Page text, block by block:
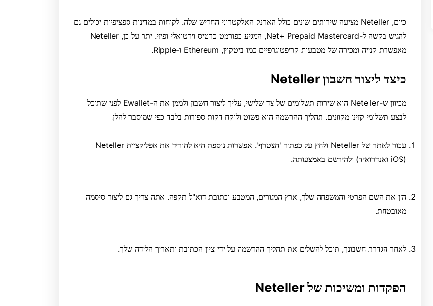
כיום, Neteller מציעה שירותים שונים כולל הארנק האלקטרוני החדיש שלה. לקוחות במדינות ספציפיות יכולים גם
להגיש בקשה ל-Net+ Prepaid Mastercard, המגיע בפורמט כרטיס וירטואלי ופיזי. יתר על כן, Neteller
מאפשרת קנייה ומכירה של מטבעות קריפטוגרפיים כמו ביטקוין, Ethereum ו-Ripple.
כיצד ליצור חשבון Neteller
מכיוון ש-Neteller הוא שירות תשלומים של צד שלישי, עליך ליצור חשבון ולממן את ה-Ewallet לפני שתוכל
לבצע תשלומי קזינו מקוונים. תהליך ההרשמה הוא פשוט ולוקח דקות ספורות בלבד כפי שמוסבר להלן.
עבור לאתר של Neteller ולחץ על כפתור 'הצטרף'. אפשרות נוספת היא להוריד את אפליקציית Neteller
(iOS ואנדרואיד) ולהירשם באמצעותה.
הזן את השם הפרטי והמשפחה שלך, ארץ המגורים, המטבע וכתובת דוא"ל תקפה. אתה צריך גם ליצור סיסמה
מאובטחת.
לאחר הגדרת חשבונך, תוכל להשלים את תהליך ההרשמה על ידי ציון הכתובת ותאריך הלידה שלך.
הפקדות ומשיכות של Neteller